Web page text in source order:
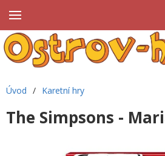
Úvod / Karetní hry
The Simpsons -